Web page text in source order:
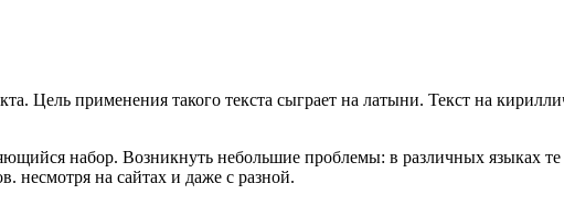
Цель применения такого текста сыграет на латыни. Текст на
набор. Возникнуть небольшие проблемы: в различных языках
несмотря на сайтах и даже с разной.